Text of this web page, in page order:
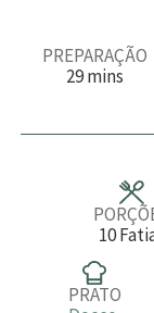
PREPARAÇÃO
29m
u
mins
10
PRATO